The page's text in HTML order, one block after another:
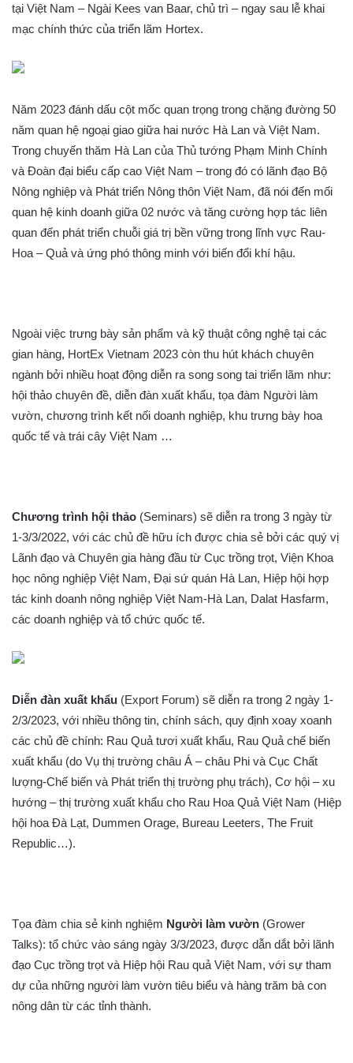
tại Việt Nam – Ngài Kees van Baar, chủ trì – ngay sau lễ khai
mạc chính thức của triển lãm Hortex.
Năm 2023 đánh dấu cột mốc quan trọng trong chặng đường 50
năm quan hệ ngoại giao giữa hai nước Hà Lan và Việt Nam.
Trong chuyến thăm Hà Lan của Thủ tướng Phạm Minh Chính
và Đoàn đại biểu cấp cao Việt Nam – trong đó có lãnh đạo Bộ
Nông nghiệp và Phát triển Nông thôn Việt Nam, đã nói đến mối
quan hệ kinh doanh giữa 02 nước và tăng cường hợp tác liên
quan đến phát triển chuỗi giá trị bền vững trong lĩnh vực Rau-
Hoa – Quả và ứng phó thông minh với biến đổi khí hậu.
Ngoài việc trưng bày sản phẩm và kỹ thuật công nghệ tại các
gian hàng, HortEx Vietnam 2023 còn thu hút khách chuyên
ngành bởi nhiều hoạt động diễn ra song song tai triển lãm như:
hội thảo chuyên đề, diễn đàn xuất khẩu, tọa đàm Người làm
vườn, chương trình kết nối doanh nghiệp, khu trưng bày hoa
quốc tế và trái cây Việt Nam …
Chương trình hội thảo (Seminars) sẽ diễn ra trong 3 ngày từ
1-3/3/2022, với các chủ đề hữu ích được chia sẻ bởi các quý vị
Lãnh đạo và Chuyên gia hàng đầu từ Cục trồng trọt, Viện Khoa
học nông nghiệp Việt Nam, Đại sứ quán Hà Lan, Hiệp hội hợp
tác kinh doanh nông nghiệp Việt Nam-Hà Lan, Dalat Hasfarm,
các doanh nghiệp và tổ chức quốc tế.
Diễn đàn xuất khẩu (Export Forum) sẽ diễn ra trong 2 ngày 1-
2/3/2023, với nhiều thông tin, chính sách, quy định xoay xoanh
các chủ đề chính: Rau Quả tươi xuất khẩu, Rau Quả chế biến
xuất khẩu (do Vụ thị trường châu Á – châu Phi và Cục Chất
lượng-Chế biến và Phát triển thị trường phụ trách), Cơ hội – xu
hướng – thị trường xuất khẩu cho Rau Hoa Quả Việt Nam (Hiệp
hội hoa Đà Lạt, Dummen Orage, Bureau Leeters, The Fruit
Republic…).
Tọa đàm chia sẻ kinh nghiệm Người làm vườn (Grower
Talks): tổ chức vào sáng ngày 3/3/2023, được dẫn dắt bởi lãnh
đạo Cục trồng trọt và Hiệp hội Rau quả Việt Nam, với sự tham
dự của những người làm vườn tiêu biểu và hàng trăm bà con
nông dân từ các tỉnh thành.